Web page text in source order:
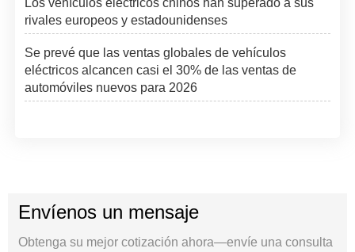
Los vehículos eléctricos chinos han superado a sus
rivales europeos y estadounidenses
Se prevé que las ventas globales de vehículos
eléctricos alcancen casi el 30% de las ventas de
automóviles nuevos para 2026
Envíenos un mensaje
Obtenga su mejor cotización ahora—envíe una consulta